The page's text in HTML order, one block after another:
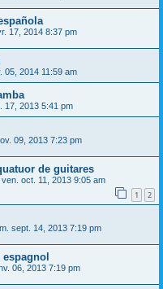
17, 2014 8:37 pm
05, 2014 11:59 am
17, 2013 5:41 pm
09, 2013 7:23 pm
de guitares
ven. oct. 11, 2013 9:05 am
1 2
sept. 14, 2013 7:19 pm
06, 2013 7:19 pm